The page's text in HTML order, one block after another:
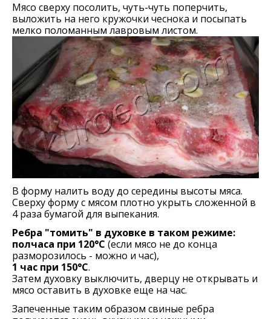
Мясо сверху посолить, чуть-чуть поперчить,
выложить на него кружочки чеснока и посыпать
мелко поломанным лавровым листом.
В форму налить воду до середины высоты мяса.
Сверху форму с мясом плотно укрыть сложенной в
4 раза бумагой для выпекания.
Ребра "томить" в духовке в таком режиме:
полчаса при 120°С (если мясо не до конца
разморозилось - можно и час),
1 час при 150°С.
Затем духовку выключить, дверцу не открывать и
мясо оставить в духовке еще на час.
Запеченные таким образом свиные ребра